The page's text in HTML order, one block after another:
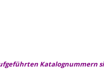
Katalognummern